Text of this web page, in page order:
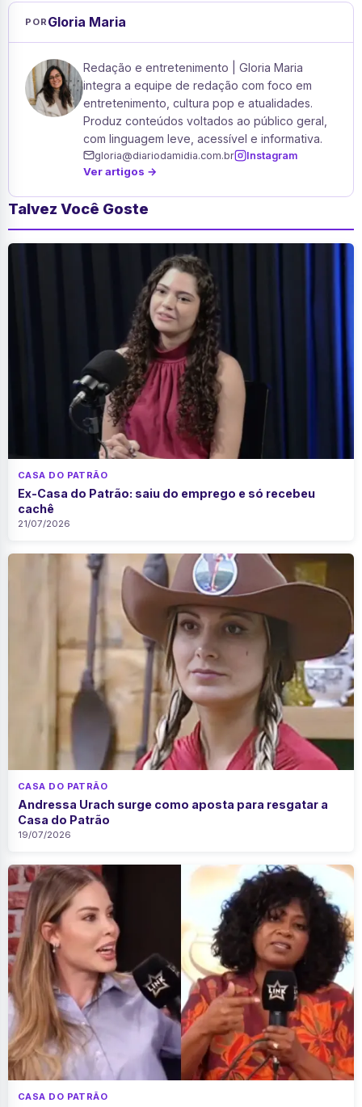
POR Gloria Maria
Redação e entretenimento | Gloria Maria
integra a equipe de redação com foco em
entretenimento, cultura pop e atualidades.
Produz conteúdos voltados ao público geral,
com linguagem leve, acessível e informativa.
gloria@diariodamidia.com.br Instagram
Ver artigos →
Talvez Você Goste
CASA DO PATRÃO
Ex-Casa do Patrão: saiu do emprego e só recebeu
cachê
21/07/2026
CASA DO PATRÃO
Andressa Urach surge como aposta para resgatar a
Casa do Patrão
19/07/2026
CASA DO PATRÃO